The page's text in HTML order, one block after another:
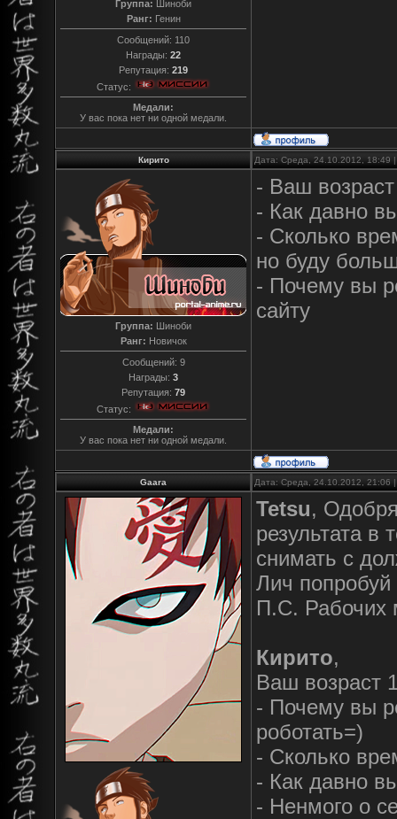
Группа: Шиноби
Ранг: Генин
Сообщений: 110
Награды: 22
Репутация: 219
Статус:
Медали:
У вас пока нет ни одной медали.
Кирито Дата: Среда, 24.10.2012,
Группа: Шиноби
Ранг: Новичок
Сообщений: 9
Награды: 3
Репутация: 79
Статус:
Медали:
У вас пока нет ни одной медали.
- Ваш
- Как давно
- Сколько
но буду
- Почему вы
сайту
Gaara Дата: Среда, 24.10.2012,
Tetsu,
результата в
снимать с
Лич
П.С. Рабочих
Кирито,
Ваш возраст
- Почему вы
роботать=)
- Сколько
- Как давно
- Ненмого о